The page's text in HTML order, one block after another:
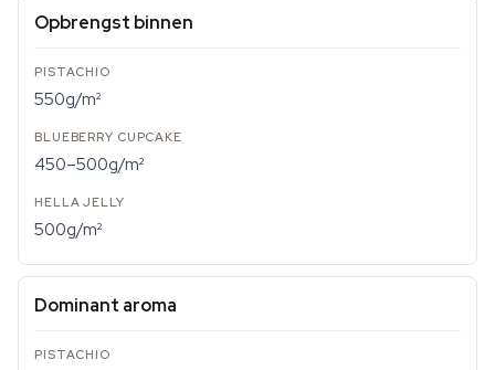
Opbrengst binnen
550g/m²
450–500g/m²
500g/m²
Dominant aroma